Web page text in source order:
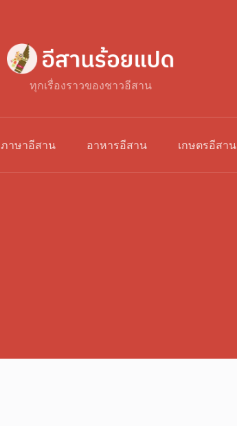
ทุกเรื่องราวของชาวอีสาน
ภาษาอีสาน อาหารอีสาน เกษตรอีสาน